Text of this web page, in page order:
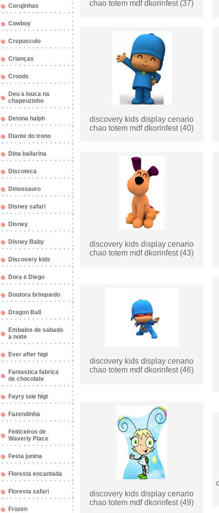
Corujinhas
Cowboy
Crepusculo
Crianças
Croods
Deu a louca na
chapeuzinho
Detona halph
Diante do trono
Dina bailarina
Discoteca
Dinossauro
Disney safari
Disney
Disney Baby
Discovery kids
Dora e Diego
Doutora brinquedo
Dragon Ball
Embalos de sabado
a noite
Ever after higt
Fantastica fabrica
de chocolate
Fayry tale higt
Fazendinha
Feiticeiros de
Waverly Place
Festa junina
Floresta encantada
Floresta safari
Frozen
chao totem mdf dkorinfest (37)
discovery kids display cenario
chao totem mdf dkorinfest (40)
discovery kids display cenario
chao totem mdf dkorinfest (43)
discovery kids display cenario
chao totem mdf dkorinfest (46)
discovery kids display cenario
chao totem mdf dkorinfest (49)